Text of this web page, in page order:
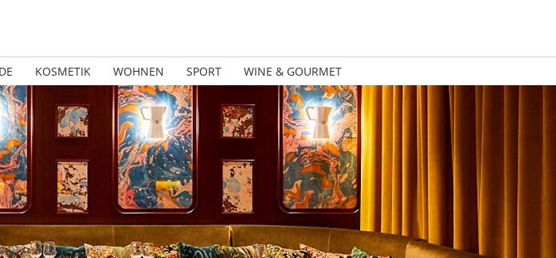
KOSMETIK WOHNEN SPORT WINE & GOURMET